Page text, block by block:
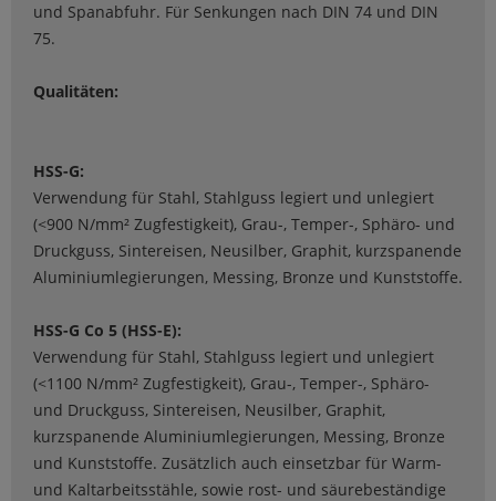
und Spanabfuhr. Für Senkungen nach DIN 74 und DIN
75.
Qualitäten:
HSS-G:
Verwendung für Stahl, Stahlguss legiert und unlegiert
(<900 N/mm² Zugfestigkeit), Grau-, Temper-, Sphäro- und
Druckguss, Sintereisen, Neusilber, Graphit, kurzspanende
Aluminiumlegierungen, Messing, Bronze und Kunststoffe.
HSS-G Co 5 (HSS-E):
Verwendung für Stahl, Stahlguss legiert und unlegiert
(<1100 N/mm² Zugfestigkeit), Grau-, Temper-, Sphäro-
und Druckguss, Sintereisen, Neusilber, Graphit,
kurzspanende Aluminiumlegierungen, Messing, Bronze
und Kunststoffe. Zusätzlich auch einsetzbar für Warm-
und Kaltarbeitsstähle, sowie rost- und säurebeständige